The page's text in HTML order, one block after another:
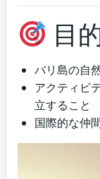
目
バリ島の自
アクティビ
立すること
国際的な仲